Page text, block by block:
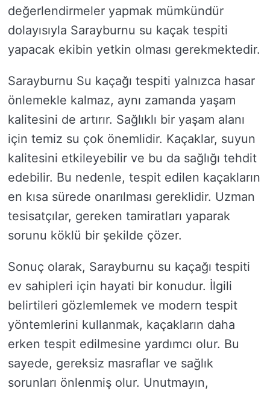
değerlendirmeler yapmak mümkündür
dolayısıyla Sarayburnu su kaçak tespiti
yapacak ekibin yetkin olması gerekmektedir.
Sarayburnu Su kaçağı tespiti yalnızca hasar
önlemekle kalmaz, aynı zamanda yaşam
kalitesini de artırır. Sağlıklı bir yaşam alanı
için temiz su çok önemlidir. Kaçaklar, suyun
kalitesini etkileyebilir ve bu da sağlığı tehdit
edebilir. Bu nedenle, tespit edilen kaçakların
en kısa sürede onarılması gereklidir. Uzman
tesisatçılar, gereken tamiratları yaparak
sorunu köklü bir şekilde çözer.
Sonuç olarak, Sarayburnu su kaçağı tespiti
ev sahipleri için hayati bir konudur. İlgili
belirtileri gözlemlemek ve modern tespit
yöntemlerini kullanmak, kaçakların daha
erken tespit edilmesine yardımcı olur. Bu
sayede, gereksiz masraflar ve sağlık
sorunları önlenmiş olur. Unutmayın,